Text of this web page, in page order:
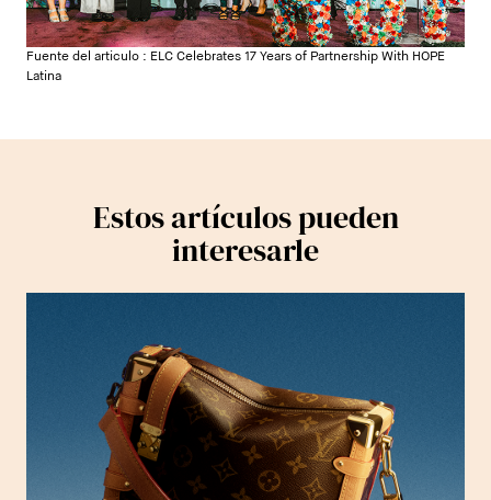
Fuente del articulo : ELC Celebrates 17 Years of Partnership With HOPE
Latina
Estos artículos pueden
interesarle